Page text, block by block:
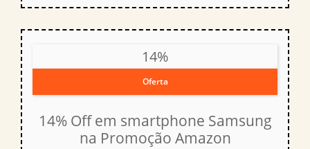
14%
Oferta
14% Off em smartphone Samsung
na Promoção Amazon